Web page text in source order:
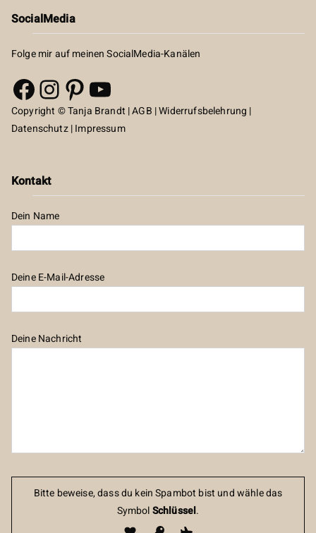
SocialMedia
Folge mir auf meinen SocialMedia-Kanälen
Facebook
Instagram
Pinterest
YouTube
Copyright © Tanja Brandt |AGB |Widerrufsbelehrung |
Datenschutz|Impressum
Kontakt
Dein Name
Deine E-Mail-Adresse
Deine Nachricht
Bitte beweise, dass du kein Spambot bist und wähle das
SymbolSchlüssel.